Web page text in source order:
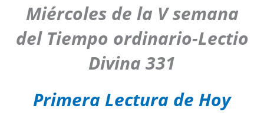
Miércoles de la V semana
del Tiempo ordinario-Lectio
Divina 331
Primera Lectura de Hoy